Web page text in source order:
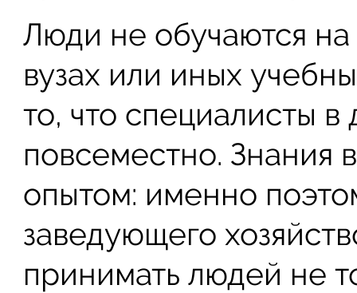
Люди не обучаются
вузах или иных
то, что специалисты
повсеместно. Знания
опытом: именно
заведующего
принимать людей не